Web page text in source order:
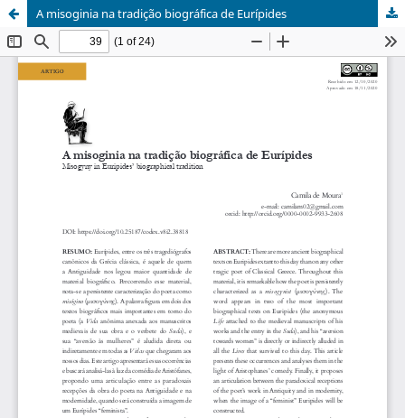
A misoginia na tradição biográfica de Eurípides